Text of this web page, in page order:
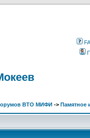
ВТО МИФИ -> Памятное